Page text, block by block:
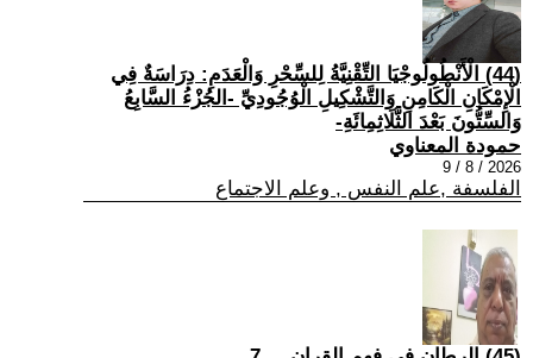
(44) الْأَنْطُولُوجْيَا التِّقْنِيَّةُ لِلسِّحْرِ وَالْعَدَمِ: دِرَاسَةٌ فِي
الْإِمْكَانِ الْكَامِنِ وَالتَّشْكِيلِ الْوُجُودِيِّ -الجُزْءُ السَّابِعُ
وَالسِّتُّونَ بَعْدَ الثَّلَاثِمِائَةِ-
حمودة المعناوي
2026 / 8 / 9
الفلسفة ,علم النفس , وعلم الاجتماع